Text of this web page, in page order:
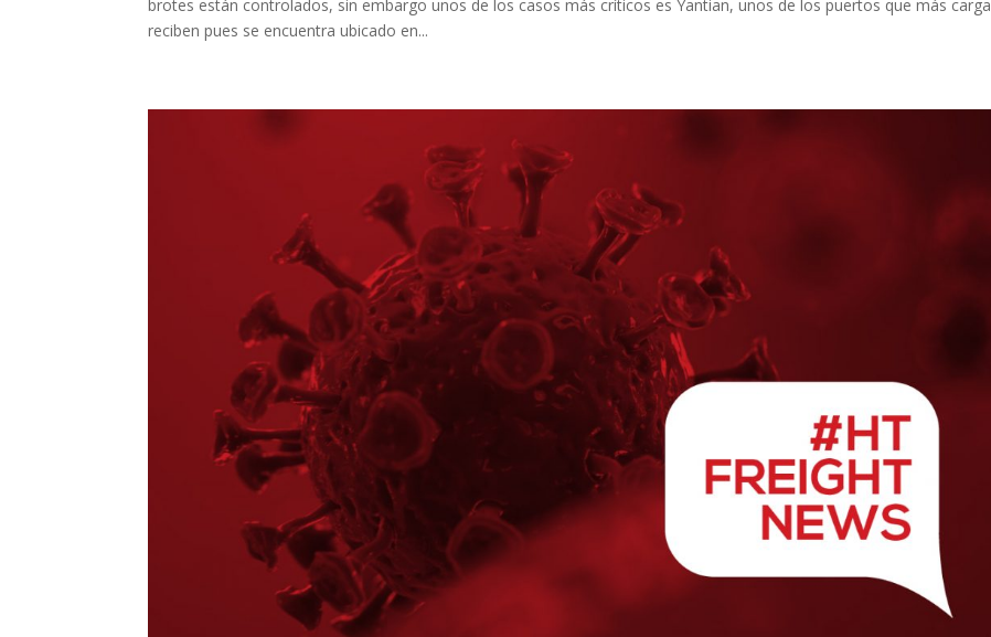
brotes están controlados, sin embargo unos de los casos más críticos es Yantian, unos de los puertos que más carga
reciben pues se encuentra ubicado en...